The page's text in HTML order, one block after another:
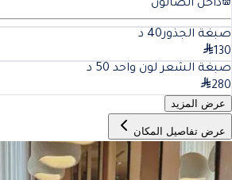
داخل الصالون
صبغة الجذور40 د
130
صبغة الشعر لون واحد 50 د
280
عرض المزيد
عرض تفاصيل المكان